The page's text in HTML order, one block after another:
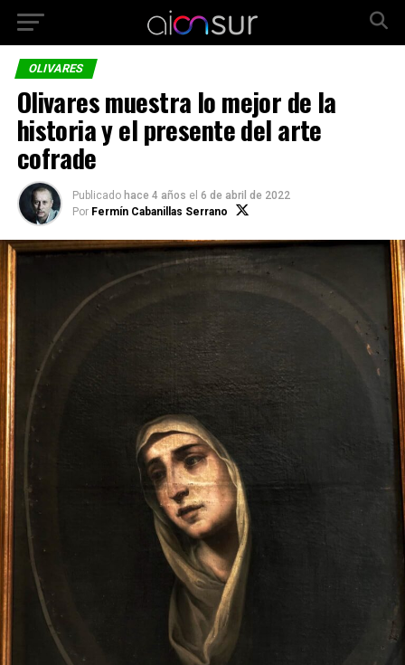
OLIVARES
Olivares muestra lo mejor de la
historia y el presente del arte
cofrade
Publicado hace 4 años el 6 de abril de 2022
Por Fermín Cabanillas Serrano